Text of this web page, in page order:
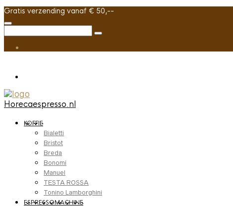
Gratis verzending vanaf € 50,--
Horecaespresso.nl
KOFFIE
Bialetti
Bristot
Breda
Bonomi
Manuel
TESTA ROSSA
Tonino Lamborghini
ESPRESSOMACHINE